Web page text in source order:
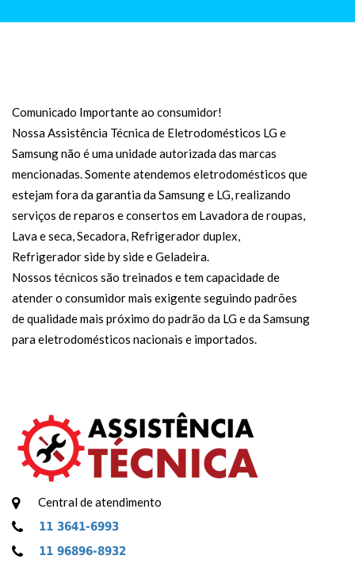
Comunicado Importante ao consumidor!
Nossa Assistência Técnica de Eletrodomésticos LG e
Samsung não é uma unidade autorizada das marcas
mencionadas. Somente atendemos eletrodomésticos que
estejam fora da garantia da Samsung e LG, realizando
serviços de reparos e consertos em Lavadora de roupas,
Lava e seca, Secadora, Refrigerador duplex,
Refrigerador side by side e Geladeira.
Nossos técnicos são treinados e tem capacidade de
atender o consumidor mais exigente seguindo padrões
de qualidade mais próximo do padrão da LG e da Samsung
para eletrodomésticos nacionais e importados.
Central de atendimento
11 3641-6993
11 96896-8932